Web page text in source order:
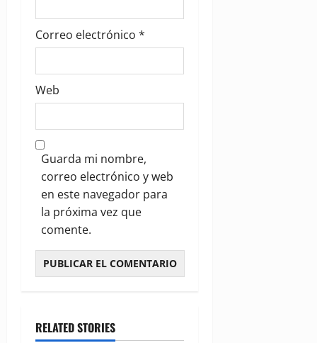
Correo electrónico *
Web
Guarda mi nombre,
correo electrónico y web
en este navegador para
la próxima vez que
comente.
RELATED STORIES